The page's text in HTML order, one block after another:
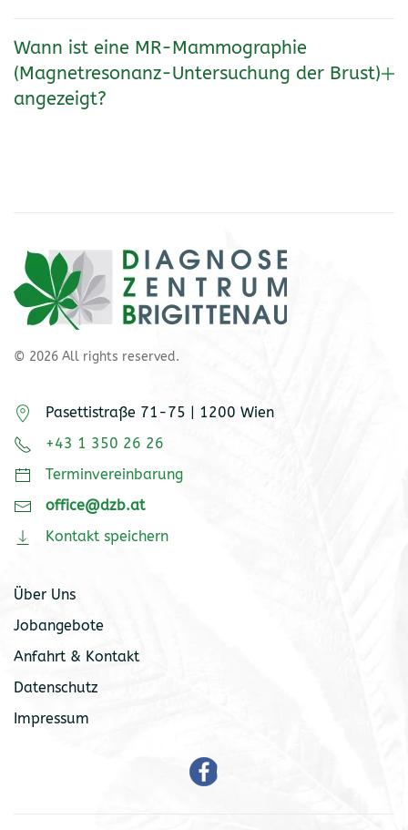
Wann ist eine MR-Mammographie
(Magnetresonanz-Untersuchung der Brust)
angezeigt?
© 2026 All rights reserved.
Pasettistraße 71-75 | 1200 Wien
+43 1 350 26 26
Terminvereinbarung
office@dzb.at
Kontakt speichern
Über Uns
Jobangebote
Anfahrt & Kontakt
Datenschutz
Impressum